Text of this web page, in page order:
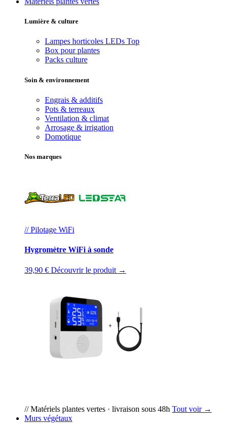
Lumière & culture
Lampes horticoles LEDs Top
Box pour plantes
Packs culture
Soin & environnement
Engrais & additifs
Pots & terreaux
Ventilation & climat
Arrosage & irrigation
Domotique
Nos marques
// Pilotage WiFi
Hygromètre WiFi à sonde
39,90 € Découvrir le produit →
// Matériels plantes vertes · livraison sous 48h Tout voir →
Murs végétaux